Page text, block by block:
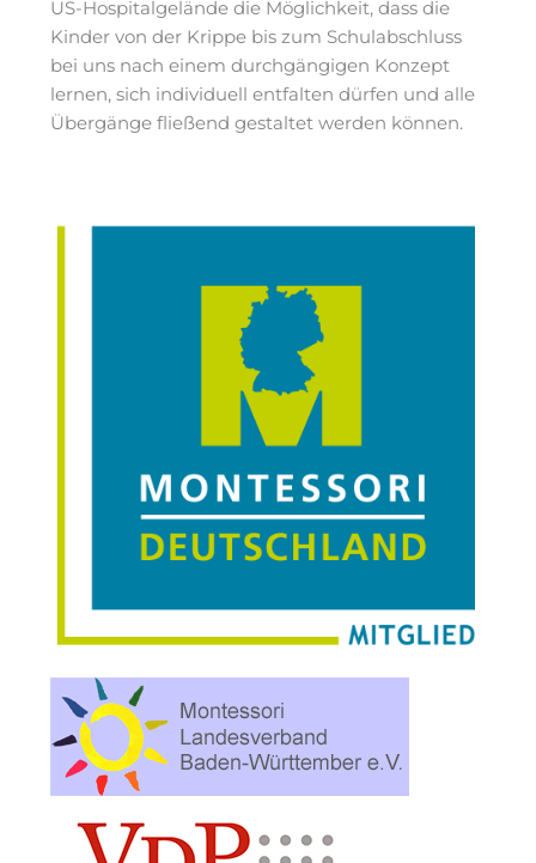
US-Hospitalgelände die Möglichkeit, dass die
Kinder von der Krippe bis zum Schulabschluss
bei uns nach einem durchgängigen Konzept
lernen, sich individuell entfalten dürfen und alle
Übergänge fließend gestaltet werden können.